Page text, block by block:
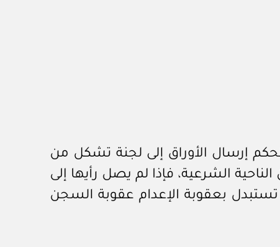
إرسال الأوراق إلى لجنة تشكل من
الشرعية، فإذا لم يصل رأيها إلى
تستبدل بعقوبة الإعدام عقوبة السجن